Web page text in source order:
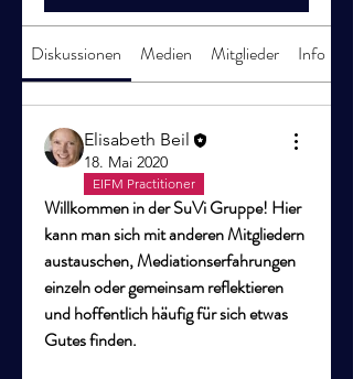
Diskussionen Medien Mitglieder Info
Elisabeth Beil
18. Mai 2020
EIFM Practitioner
Willkommen in der SuVi Gruppe! Hier
kann man sich mit anderen Mitgliedern
austauschen, Mediationserfahrungen
einzeln oder gemeinsam reflektieren
und hoffentlich häufig für sich etwas
Gutes finden.